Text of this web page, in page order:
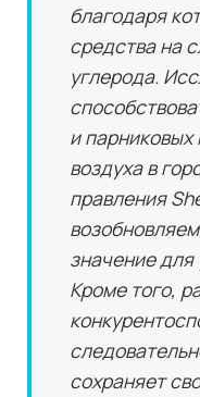
благодаря
средства на
углерода.
и парниковых
воздуха в
правления
значение
Кроме того,
сохраняет